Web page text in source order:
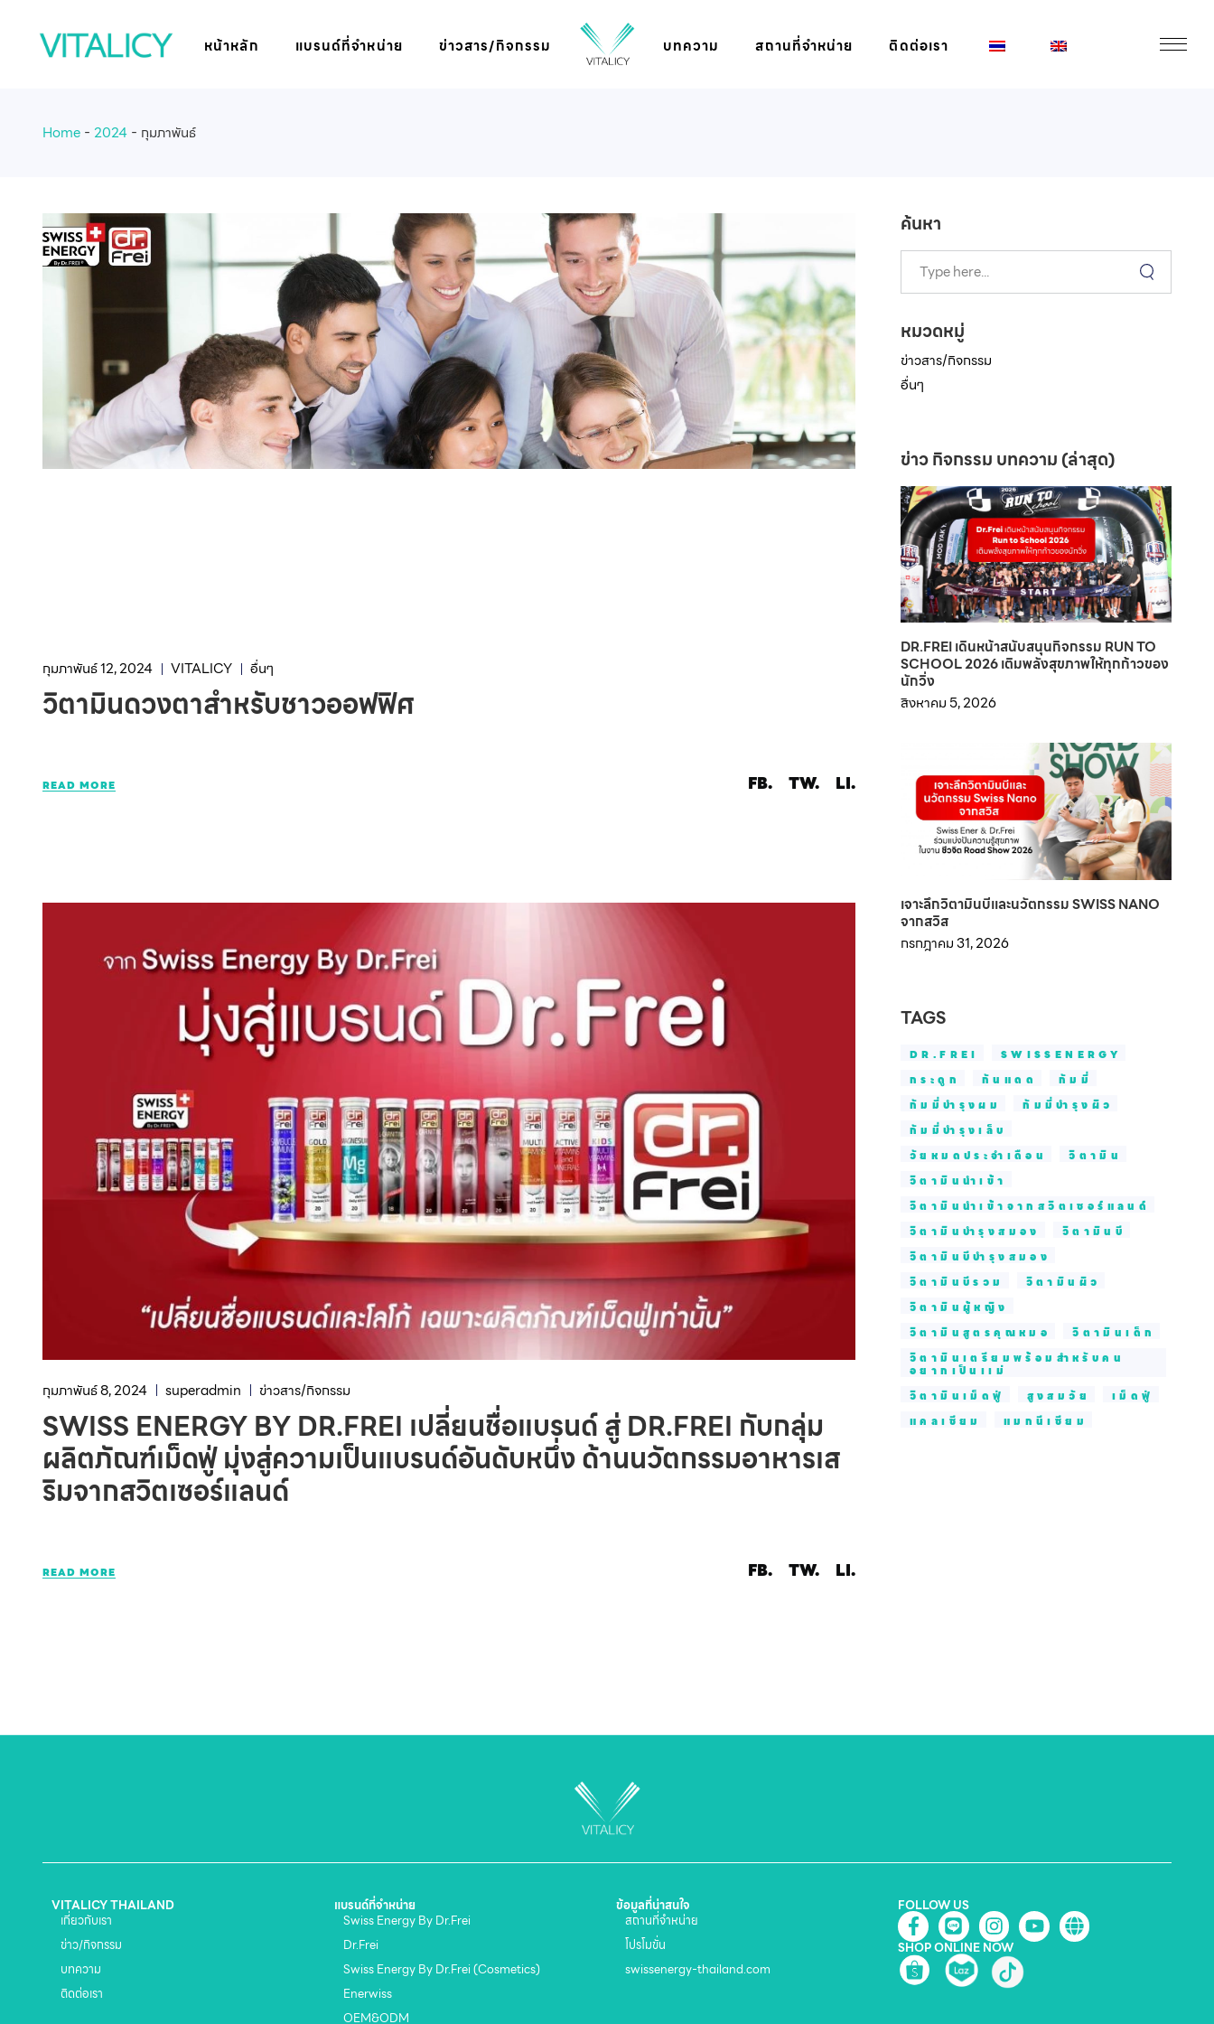
หน้าหลัก แบรนด์ที่จำหน่าย ข่าวสาร/กิจกรรม บทความ สถานที่จำหน่าย ติดต่อเรา
Home 2024 กุมภาพันธ์
กุมภาพันธ์ 12, 2024 VITALICY อื่นๆ
วิตามินดวงตาสำหรับชาวออฟฟิศ
READ MORE FB. TW. LI.
กุมภาพันธ์ 8, 2024 superadmin ข่าวสาร/กิจกรรม
SWISS ENERGY BY DR.FREI เปลี่ยนชื่อแบรนด์ สู่ DR.FREI กับกลุ่ม
ผลิตภัณฑ์เม็ดฟู่ มุ่งสู่ความเป็นแบรนด์อันดับหนึ่ง ด้านนวัตกรรมอาหารเส
ริมจากสวิตเซอร์แลนด์
READ MORE FB. TW. LI.
ค้นหา
หมวดหมู่
ข่าวสาร/กิจกรรม
อื่นๆ
ข่าว กิจกรรม บทความ (ล่าสุด)
DR.FREI เดินหน้าสนับสนุนกิจกรรม RUN TO
SCHOOL 2026 เติมพลังสุขภาพให้ทุกก้าวของ
นักวิ่ง
สิงหาคม 5, 2026
เจาะลึกวิตามินบีและนวัตกรรม SWISS NANO
จากสวิส
กรกฎาคม 31, 2026
TAGS
DR.FREI
SWISSENERGY
กระดูก
กันแดด
กัมมี่
กัมมี่บำรุงผม
กัมมี่บำรุงผิว
กัมมี่บำรุงเล็บ
วัยหมดประจำเดือน
วิตามิน
วิตามินนำเข้า
วิตามินนำเข้าจากสวิตเซอร์แลนด์
วิตามินบำรุงสมอง
วิตามินบี
วิตามินบีบำรุงสมอง
วิตามินบีรวม
วิตามินผิว
วิตามินผู้หญิง
วิตามินสูตรคุณหมอ
วิตามินเด็ก
วิตามินเตรียมพร้อมสำหรับคน
อยากเป็นเเม่
วิตามินเม็ดฟู่
สูงสมวัย
เม็ดฟู่
แคลเซียม
แมกนีเซียม
VITALICY THAILAND
เกี่ยวกับเรา
ข่าว/กิจกรรม
บทความ
ติดต่อเรา
แบรนด์ที่จำหน่าย
Swiss Energy By Dr.Frei
Dr.Frei
Swiss Energy By Dr.Frei (Cosmetics)
Enerwiss
OEM&ODM
ข้อมูลที่น่าสนใจ
สถานที่จำหน่าย
โปรโมขั่น
swissenergy-thailand.com
FOLLOW US
SHOP ONLINE NOW